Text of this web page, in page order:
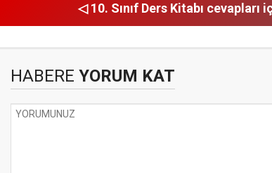
◁ 10. Sınıf Ders Kitabı cevapları
HABERE YORUM KAT